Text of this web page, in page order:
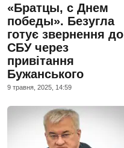
«Братцы, с Днем
победы». Безугла
готує звернення до
СБУ через
привітання
Бужанського
9 травня, 2025, 14:59